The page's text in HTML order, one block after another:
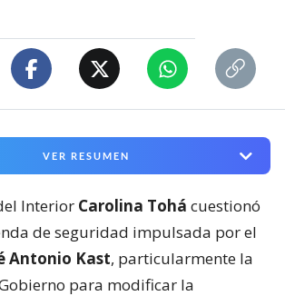
VER RESUMEN
Interior Carolina Tohá cuestionó
de seguridad impulsada por el
Antonio Kast, particularmente la
para modificar la